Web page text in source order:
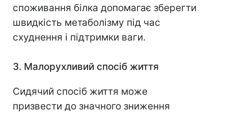
споживання білка допомагає зберегти
швидкість метаболізму під час
схуднення і підтримки ваги.
3. Малорухливий спосіб життя
Сидячий спосіб життя може
призвести до значного зниження